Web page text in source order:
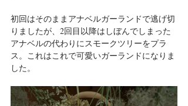
初回はそのままアナベルガーランドで逃げ切
りましたが、2回目以降はしぼんでしまった
アナベルの代わりにスモークツリーをプラ
ス。これはこれで可愛いガーランドになりま
した。